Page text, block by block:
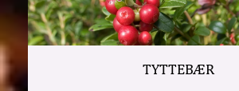
TYTTEBÆR